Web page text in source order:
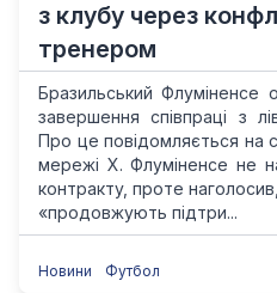
з клубу через
тренером
Бразильський Флуміненсе
завершення співпраці з
Про це повідомляється на
мережі X. Флуміненсе не
контракту, проте
«продовжують підтри...
Новини Футбол